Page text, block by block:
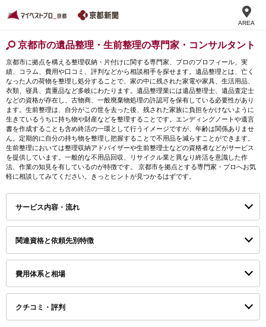
AREA
京都市の遺品整理・生前整理の専門家・コンサルタント
京都市に拠点を構える整理収納・片付けに関する専門家、プロのプロフィール、実
績、コラム、費用や口コミ、評判などから相談相手を探せます。遺品整理とは、亡く
なった人の荷物を整理し処分することで、家の中に残された家電や家具、生活用品、
衣類、寝具、貴重品など多岐にわたります。遺品整理業には遺品整理士、遺品査定士
などの資格が存在し、古物商、一般廃棄物処理の許認可を保有している必要性があり
ます。生前整理は、自分がこの世を去った後、残された家族に負担をかけないように
生きているうちに持ち物や財産などを整理することです。エンディングノートや遺言
書を作成することも含め終活の一環として行うイメージですが、年齢は関係ありませ
ん。定期的に自分の持ち物を整理し把握することで不用品を減らすことができます。
生前整理においては整理収納アドバイザーや生前整理士などの資格者などがサービス
を提供しています。一般的な不用品回収、リサイクル業と異なり終活を意識した作
法、作業の知見を有しているのが特徴です。 京都市を拠点とする専門家・プロへお気
軽に相談してみてください。きっとヒントが見つかるはずです。
サービス内容・流れ
関連資格と依頼先別特徴
費用体系と相場
クチコミ・評判